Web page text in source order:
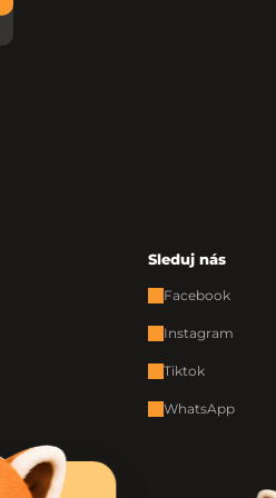
Sleduj nás
Facebook
Instagram
Tiktok
WhatsApp